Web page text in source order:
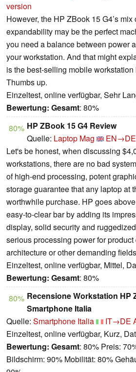
version
However, the HP ZBook 15 G4’s
expandability may be the perfect
you need a balance between power
your workstation. And that might
is the best-selling mobile
Thumbs up.
Einzeltest, online verfügbar, Sehr
Bewertung: Gesamt: 80%
80% HP ZBook 15 G4 Review
Quelle: Laptop Mag EN→DE
Let's be honest, when discussing
workstations, there are no bad
of high-end processing, potent
storage guarantee that any laptop at
worthwhile purchase. HP goes
easy-to-clear bar by adding its
display, solid security and
serious processing power for
architecture or other demanding
Einzeltest, online verfügbar, Mittel,
Bewertung: Gesamt: 80%
80% Recensione Workstation HP
Smartphone Italia
Quelle: Smartphone Italia IT→DE
Einzeltest, online verfügbar, Kurz,
Bewertung: Gesamt: 80% Preis:
Bildschirm: 90% Mobilität: 80%